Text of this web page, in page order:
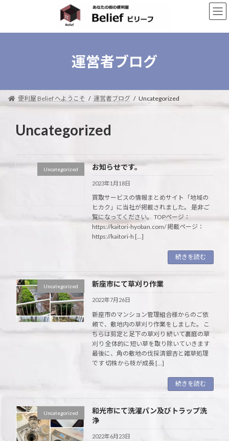
ン
ー
運営者ブログ
便利屋 Belief へようこそ 運営者ブログ Uncategorized
Uncategorized
Uncategorized お知らせです。
2023年1月18日
買取サービスの情報まとめサイト「地域の
ヒカク」に当社が掲載されました。 是非ご
覧になってください。 TOPページ：
https://kaitori-hyoban.com/ 掲載ページ：
https://kaitori-h […]
続きを読む
Uncategorized 新座市にて草刈り作業
2022年7月26日
新座市のマンション管理組合様からのご依
頼で、敷地内の草刈り作業をしました。 こ
ちらは剪定と足下の草刈り 続いて裏庭の草
刈り 全体的に短い草を取り除いていきます
最後に、角の敷地の伐採済銀杏と雑草処理
です 切株から枝が成長 […]
続きを読む
Uncategorized
和光市にて洗濯パン及びトラップ洗
浄
2022年6月23日